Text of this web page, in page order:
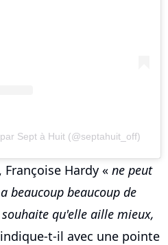
Sept à Huit (@septahuit_off)
Françoise Hardy « ne peut
beaucoup beaucoup de
qu'elle aille mieux,
t-il avec une pointe